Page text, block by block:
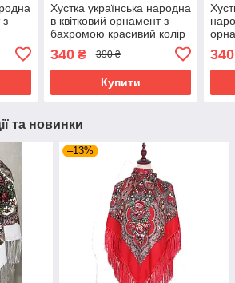
з
Хустка українська народна
в квітковий орнамент з
бахромою красивий колір
340₴ 390 ₴
Купити
340
та новинки
–13%